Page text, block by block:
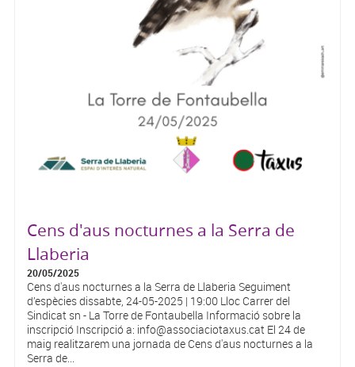
Cens d'aus nocturnes a la Serra de
Llaberia
20/05/2025
Cens d'aus nocturnes a la Serra de Llaberia Seguiment
d’espècies dissabte, 24-05-2025 | 19:00 Lloc Carrer del
Sindicat sn - La Torre de Fontaubella Informació sobre la
inscripció Inscripció a: info@associaciotaxus.cat El 24 de
maig realitzarem una jornada de Cens d'aus nocturnes a la
Serra de...